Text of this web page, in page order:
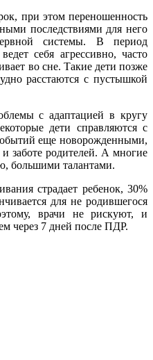
при этом переношенность
последствиями для него
системы. В период
себя агрессивно, часто
во сне. Такие дети позже
расстаются с пустышкой
с адаптацией в кругу
дети справляются с
еще новорожденными,
заботе родителей. А многие
большими талантами.
страдает ребенок, 30%
для не родившегося
врачи не рискуют, и
через 7 дней после ПДР.